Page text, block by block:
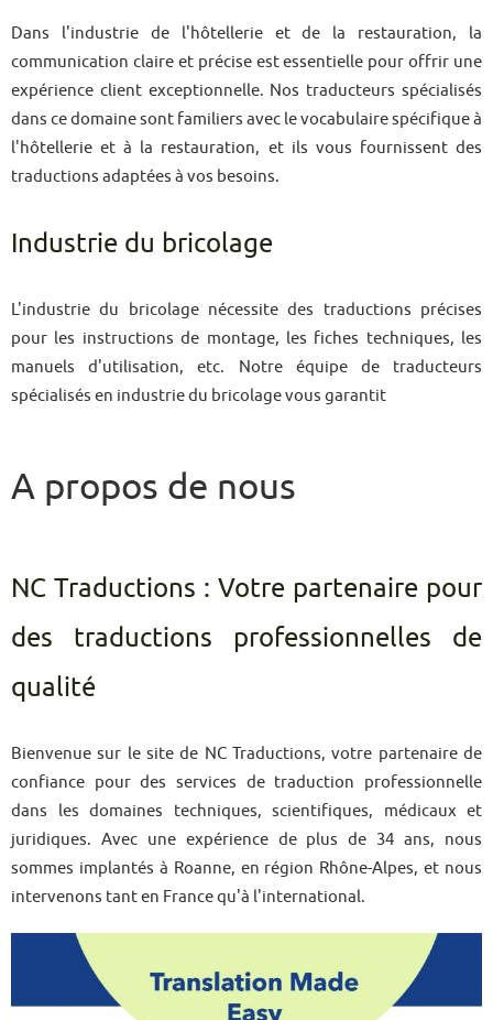
Dans l'industrie de l'hôtellerie et de la restauration, la
communication claire et précise est essentielle pour offrir une
expérience client exceptionnelle. Nos traducteurs spécialisés
dans ce domaine sont familiers avec le vocabulaire spécifique à
l'hôtellerie et à la restauration, et ils vous fournissent des
traductions adaptées à vos besoins.
Industrie du bricolage
L'industrie du bricolage nécessite des traductions précises
pour les instructions de montage, les fiches techniques, les
manuels d'utilisation, etc. Notre équipe de traducteurs
spécialisés en industrie du bricolage vous garantit
A propos de nous
NC Traductions : Votre partenaire pour
des traductions professionnelles de
qualité
Bienvenue sur le site de NC Traductions, votre partenaire de
confiance pour des services de traduction professionnelle
dans les domaines techniques, scientifiques, médicaux et
juridiques. Avec une expérience de plus de 34 ans, nous
sommes implantés à Roanne, en région Rhône-Alpes, et nous
intervenons tant en France qu'à l'international.